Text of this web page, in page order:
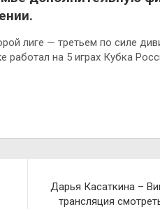
лиге — третьем по силе
на 5 играх Кубка
Дарья Касаткина –
трансляция